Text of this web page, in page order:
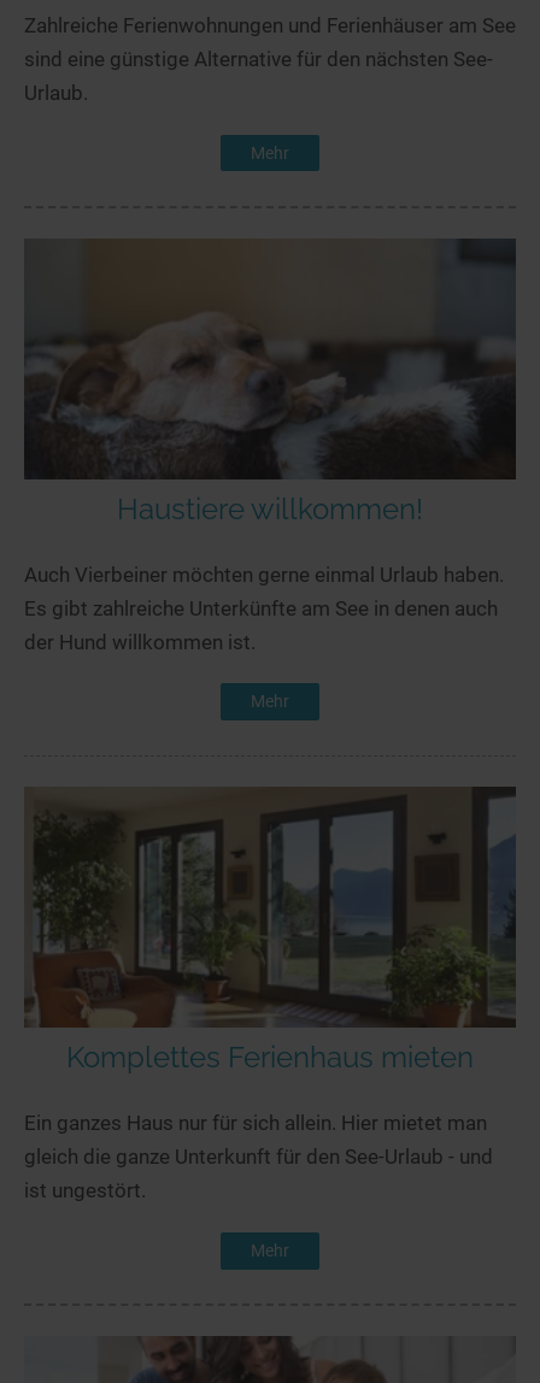
Zahlreiche Ferienwohnungen und Ferienhäuser am See
sind eine günstige Alternative für den nächsten See-
Urlaub.
Mehr
Haustiere willkommen!
Auch Vierbeiner möchten gerne einmal Urlaub haben.
Es gibt zahlreiche Unterkünfte am See in denen auch
der Hund willkommen ist.
Mehr
Komplettes Ferienhaus mieten
Ein ganzes Haus nur für sich allein. Hier mietet man
gleich die ganze Unterkunft für den See-Urlaub - und
ist ungestört.
Mehr